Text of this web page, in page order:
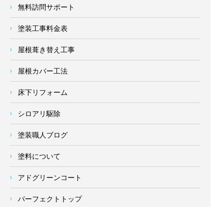
無料訪問サポート
塗装工事料金表
屋根葺き替え工事
屋根カバー工法
床下リフォーム
シロアリ駆除
塗装職人ブログ
塗料について
アドグリーンコート
パーフェクトトップ